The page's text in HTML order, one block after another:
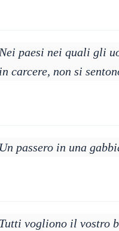
paesi nei quali gli
carcere, non si
passero in una
vogliono il vostro